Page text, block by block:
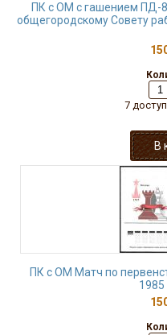
ПК с ОМ с гашением ПД-
общегородскому Совету
7
ПК с ОМ Матч по